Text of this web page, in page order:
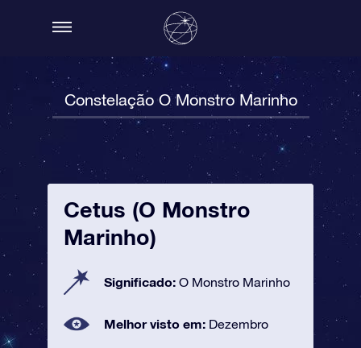
Constelação O Monstro Marinho
Cetus (O Monstro
Marinho)
Significado: O Monstro Marinho
Melhor visto em: Dezembro